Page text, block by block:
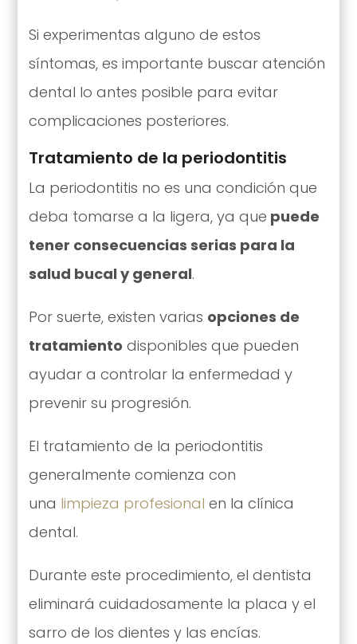
Si experimentas alguno de estos
síntomas, es importante buscar atención
dental lo antes posible para evitar
complicaciones posteriores.
Tratamiento de la periodontitis
La periodontitis no es una condición que
deba tomarse a la ligera, ya que puede
tener consecuencias serias para la
salud bucal y general.
Por suerte, existen varias opciones de
tratamiento disponibles que pueden
ayudar a controlar la enfermedad y
prevenir su progresión.
El tratamiento de la periodontitis
generalmente comienza con
una limpieza profesional en la clínica
dental.
Durante este procedimiento, el dentista
eliminará cuidadosamente la placa y el
sarro de los dientes y las encías.